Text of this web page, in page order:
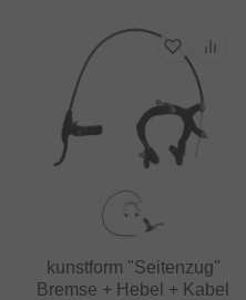
kunstform "Seitenzug"
Bremse + Hebel + Kabel